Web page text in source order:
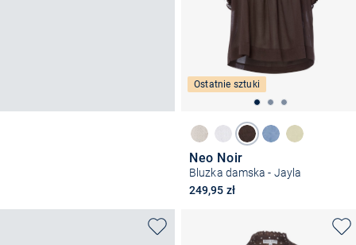
Ostatnie sztuki
Neo Noir
Bluzka damska - Jayla
249,95 zł